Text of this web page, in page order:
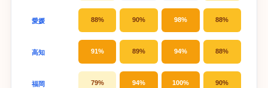
愛媛 88% 90% 98% 88%
高知 91% 89% 94% 88%
福岡 79% 94% 100% 90%